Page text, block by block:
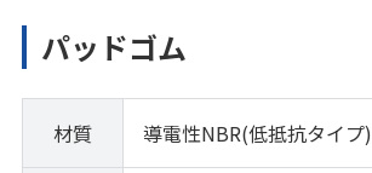
パッドゴム
材質 導電性NBR(低抵抗タイプ)